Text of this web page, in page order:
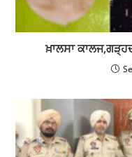
ਖ਼ਾਲਸਾ